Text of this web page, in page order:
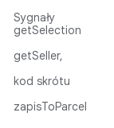
Sygnały
getSelection
getSeller,
kod skrótu
zapisToParcel